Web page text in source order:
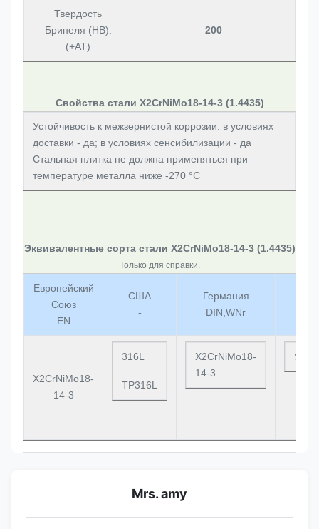
Твердость
Бринеля (HB):
(+AT)
200
Свойства стали X2CrNiMo18-14-3 (1.4435)
Устойчивость к межзернистой коррозии: в условиях
доставки - да; в условиях сенсибилизации - да
Стальная плитка не должна применяться при
температуре металла ниже -270 °C
Эквивалентные сорта стали X2CrNiMo18-14-3 (1.4435)
Только для справки.
Европейский
Союз
EN
США
-
Германия
DIN,WNr
X2CrNiMo18-
14-3
316L
TP316L
X2CrNiMo18-
14-3
Mrs. amy